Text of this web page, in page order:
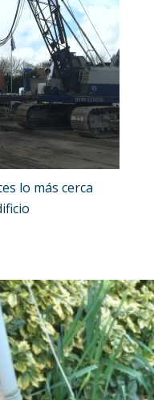
lo más cerca